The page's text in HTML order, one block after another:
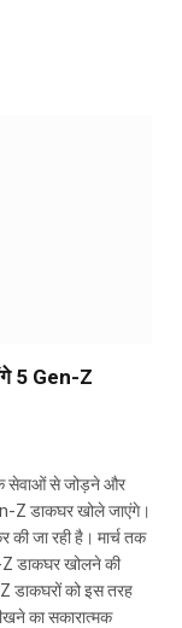
5 Gen-Z
सेवाओं से जोड़ने और
Z डाकघर खोले जाएंगे।
की जा रही है। मार्च तक
डाकघर खोलने की
डाकघरों को इस तरह
का सकारात्मक